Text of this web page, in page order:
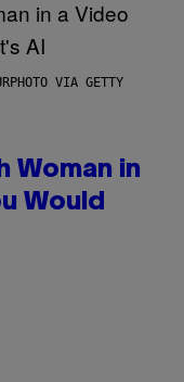
VIA GETTY
Woman in
Would